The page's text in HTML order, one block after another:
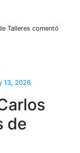
Talleres comentó
13, 2026
de